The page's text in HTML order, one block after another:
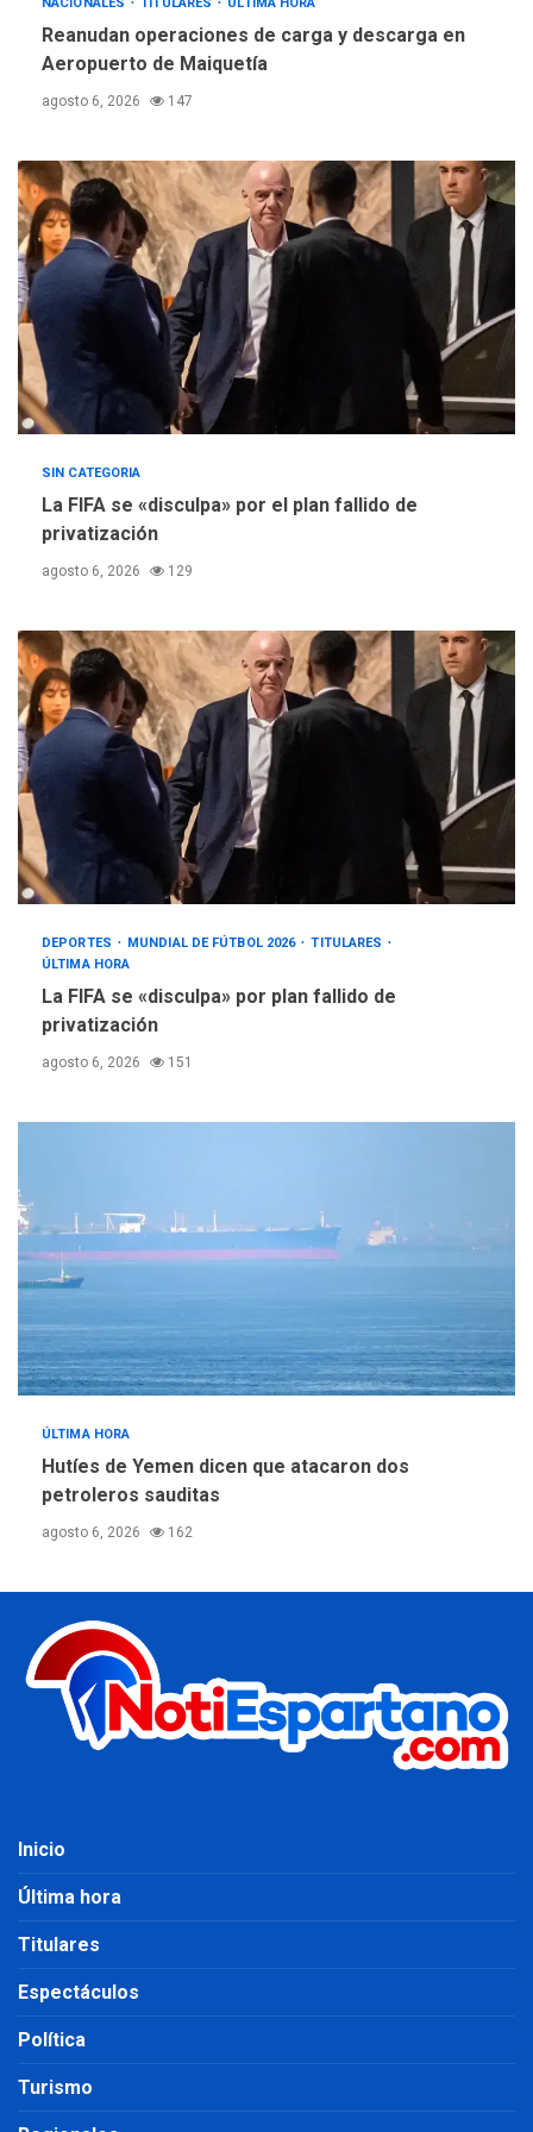
Instituciones estadales se
suman al Plan Agosto de
5
ÚLTIMA HORA
Concejo Municipal de
Mariño respalda a Cámara
de Comercio para reforma
de Ley de Puerto Libre
Reanudan operaciones de carga y descarga en
Aeropuerto de Maiquetía
agosto 6, 2026 147
SIN CATEGORIA
La FIFA se «disculpa» por el plan fallido de
privatización
agosto 6, 2026 129
DEPORTES MUNDIAL DE FÚTBOL 2026
TITULARES
ÚLTIMA HORA
La FIFA se «disculpa» por plan fallido de
privatización
agosto 6, 2026 151
ÚLTIMA HORA
Hutíes de Yemen dicen que atacaron dos
petroleros sauditas
agosto 6, 2026 162
Inicio
Última hora
Titulares
Espectáculos
Política
Turismo